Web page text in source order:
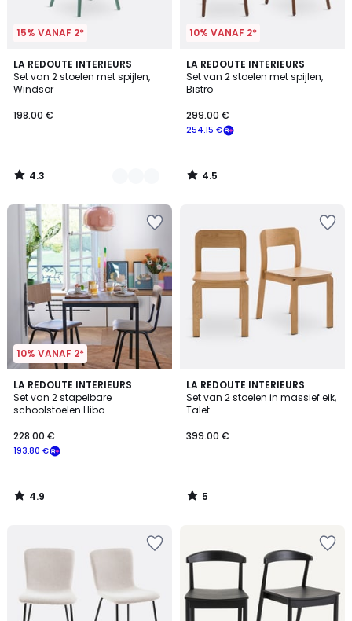
15% VANAF 2*
LA REDOUTE INTERIEURS
Set van 2 stoelen met spijlen,
Windsor
198.00 €
4.3
/ 5
4
Kleuren
4.3
/
10% VANAF 2*
LA REDOUTE INTERIEURS
Set van 2 stoelen met spijlen,
Bistro
254.15 €
299.00 €
4.5
/ 5
4.5
/
10% VANAF 2*
LA REDOUTE INTERIEURS
Set van 2 stapelbare
schoolstoelen Hiba
193.80 €
228.00 €
4.9
/ 5
4.9
/
LA REDOUTE INTERIEURS
Set van 2 stoelen in massief eik,
Talet
399.00 €
5
/
5
5
/